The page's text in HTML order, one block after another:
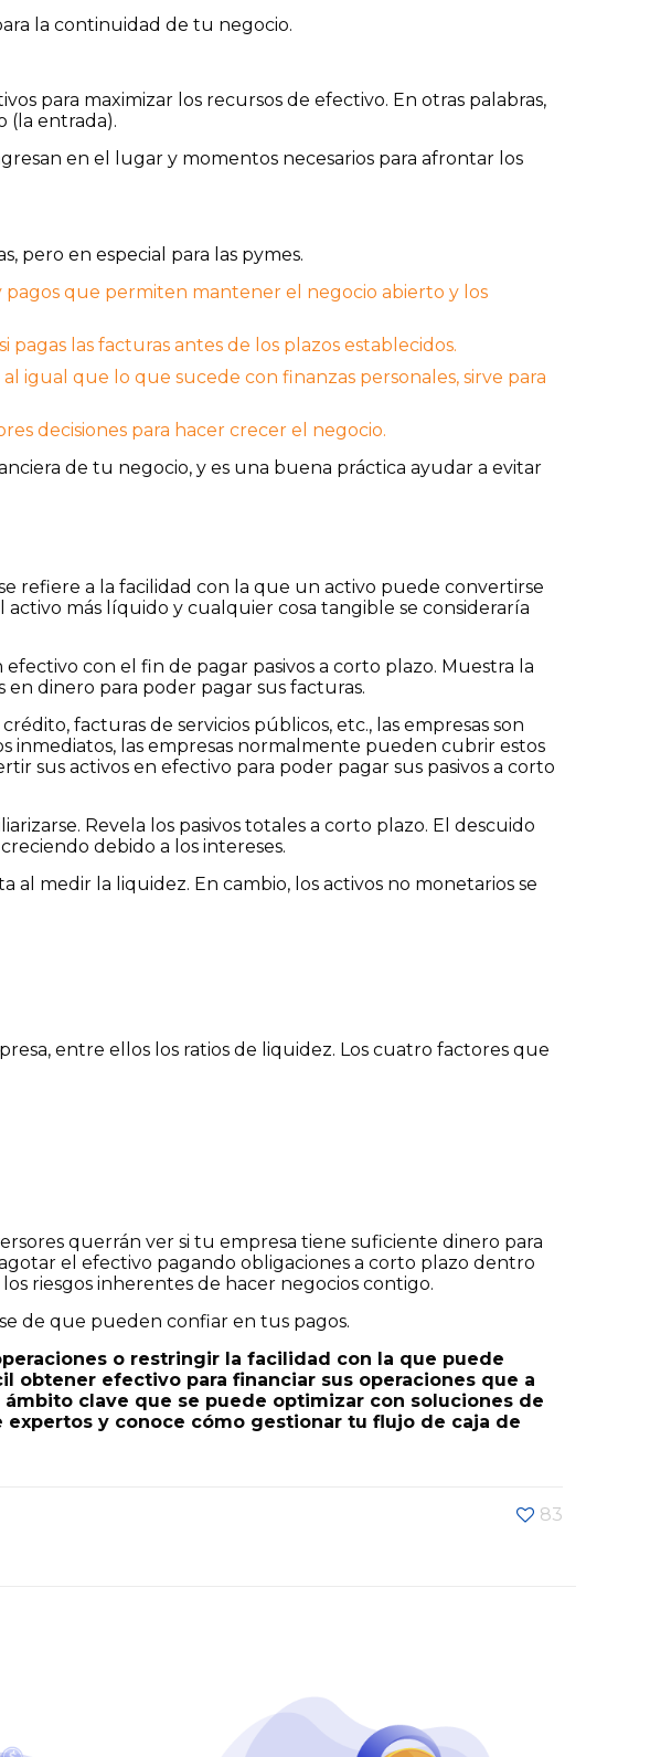
la continuidad de tu negocio.
para maximizar los recursos de efectivo. En otras palabras,
(la entrada).
en el lugar y momentos necesarios para afrontar los
pero en especial para las pymes.
que permiten mantener el negocio abierto y los
las facturas antes de los plazos establecidos.
igual que lo que sucede con finanzas personales, sirve para
decisiones para hacer crecer el negocio.
de tu negocio, y es una buena práctica ayudar a evitar
refiere a la facilidad con la que un activo puede convertirse
más líquido y cualquier cosa tangible se consideraría
con el fin de pagar pasivos a corto plazo. Muestra la
dinero para poder pagar sus facturas.
facturas de servicios públicos, etc., las empresas son
inmediatos, las empresas normalmente pueden cubrir estos
sus activos en efectivo para poder pagar sus pasivos a corto
Revela los pasivos totales a corto plazo. El descuido
debido a los intereses.
medir la liquidez. En cambio, los activos no monetarios se
entre ellos los ratios de liquidez. Los cuatro factores que
querrán ver si tu empresa tiene suficiente dinero para
el efectivo pagando obligaciones a corto plazo dentro
riesgos inherentes de hacer negocios contigo.
de que pueden confiar en tus pagos.
o restringir la facilidad con la que puede
obtener efectivo para financiar sus operaciones que a
clave que se puede optimizar con soluciones de
y conoce cómo gestionar tu flujo de caja de
83